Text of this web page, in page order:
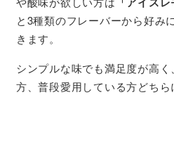
と3種類のフレーバーから好み
きます。
シンプルな味でも満足度が高
方、普段愛用している方どちら